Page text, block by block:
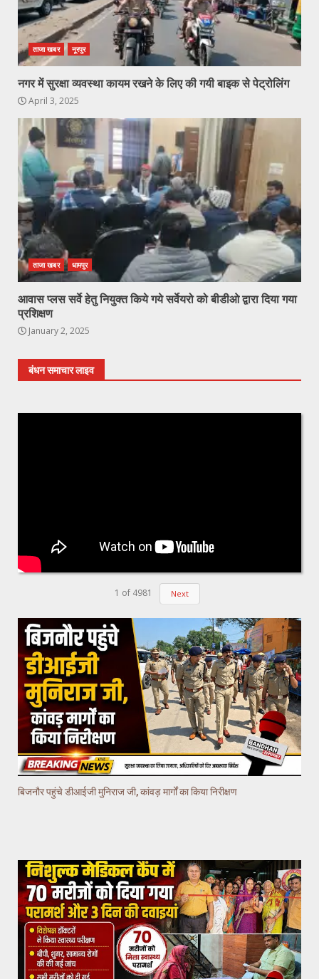
ताजा खबर नूरपुर
नगर में सुरक्षा व्यवस्था कायम रखने के लिए की गयी बाइक से पेट्रोलिंग
April 3, 2025
ताजा खबर धामपुर
आवास प्लस सर्वे हेतु नियुक्त किये गये सर्वेयरो को बीडीओ द्वारा दिया गया
प्रशिक्षण
January 2, 2025
बंधन समाचार लाइव
1 of 4981 Next
बिजनौर पहुंचे डीआईजी मुनिराज जी, कांवड़ मार्गों का किया निरीक्षण